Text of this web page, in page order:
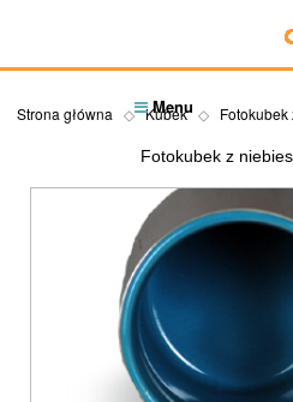
Menu
Strona główna Kubek
Fotokubek z